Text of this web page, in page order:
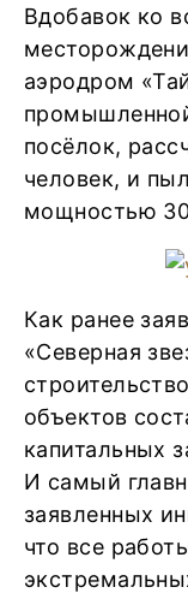
Вдобавок ко
аэродром
посёлок,
человек, и
мощностью
Как ранее
«Северная
объектов
капитальных
И самый
заявленных
что все